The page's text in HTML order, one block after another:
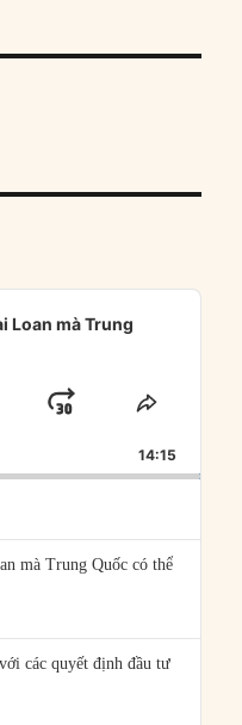
Loan mà Trung
JUMP
FORWARD
SHARE
14:15
mà Trung Quốc có thể
các quyết định đầu tư